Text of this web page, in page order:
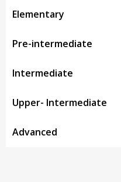
Elementary
Pre-intermediate
Intermediate
Upper- Intermediate
Advanced